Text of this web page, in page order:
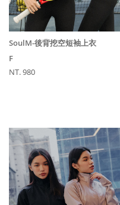
SoulM-後背挖空短袖上衣
F
NT. 980